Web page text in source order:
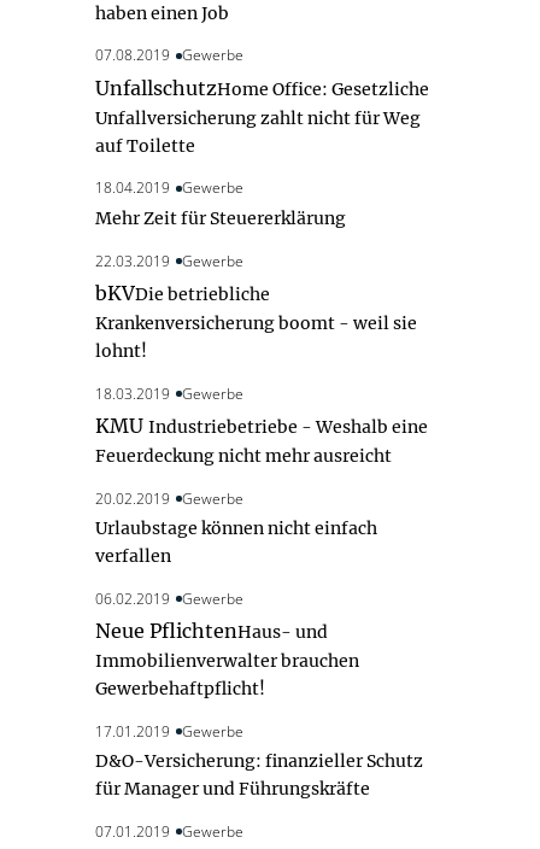
haben einen Job
07.08.2019 Gewerbe
UnfallschutzHome Office: Gesetzliche
Unfallversicherung zahlt nicht für Weg
auf Toilette
18.04.2019 Gewerbe
Mehr Zeit für Steuererklärung
22.03.2019 Gewerbe
bKVDie betriebliche
Krankenversicherung boomt - weil sie
lohnt!
18.03.2019 Gewerbe
KMU Industriebetriebe - Weshalb eine
Feuerdeckung nicht mehr ausreicht
20.02.2019 Gewerbe
Urlaubstage können nicht einfach
verfallen
06.02.2019 Gewerbe
Neue PflichtenHaus- und
Immobilienverwalter brauchen
Gewerbehaftpflicht!
17.01.2019 Gewerbe
D&O-Versicherung: finanzieller Schutz
für Manager und Führungskräfte
07.01.2019 Gewerbe